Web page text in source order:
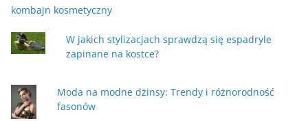
kombajn kosmetyczny
W jakich stylizacjach sprawdzą się espadryle
zapinane na kostce?
Moda na modne dżinsy: Trendy i różnorodność
fasonów